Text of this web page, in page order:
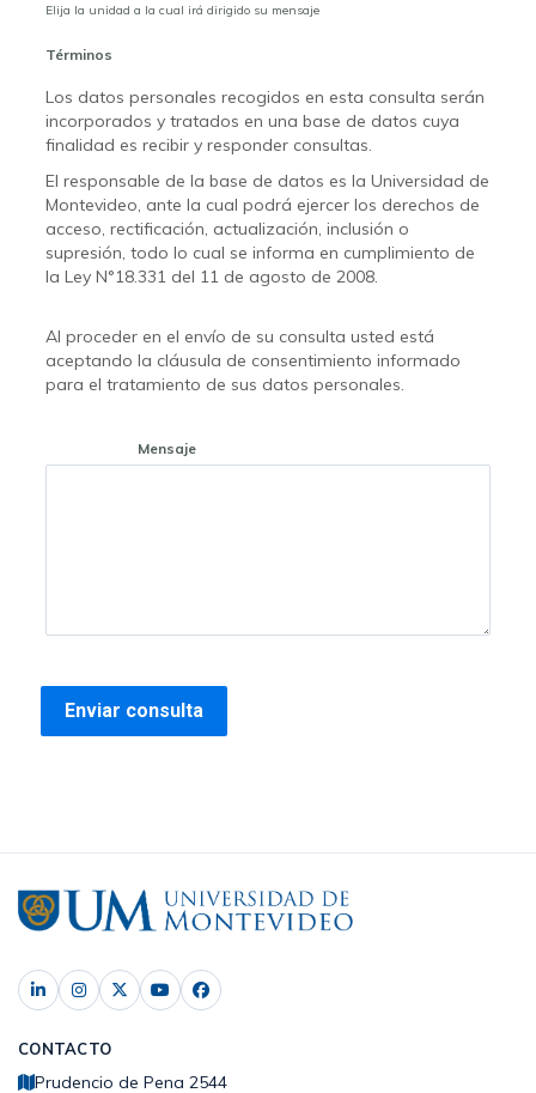
Elija la unidad a la cual irá dirigido su mensaje
Términos
Los datos personales recogidos en esta consulta serán
incorporados y tratados en una base de datos cuya
finalidad es recibir y responder consultas.
El responsable de la base de datos es la Universidad de
Montevideo, ante la cual podrá ejercer los derechos de
acceso, rectificación, actualización, inclusión o
supresión, todo lo cual se informa en cumplimiento de
la Ley N°18.331 del 11 de agosto de 2008.
Al proceder en el envío de su consulta usted está
aceptando la cláusula de consentimiento informado
para el tratamiento de sus datos personales.
Mensaje
CONTACTO
Prudencio de Pena 2544